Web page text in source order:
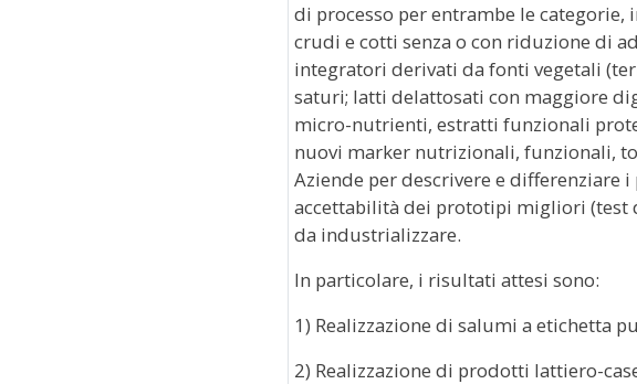
di processo per entrambe le
crudi e cotti senza o con riduzione di
integratori derivati da fonti vegetali
saturi; latti delattosati con maggiore
micro-nutrienti, estratti funzionali
nuovi marker nutrizionali, funzionali,
Aziende per descrivere e differenziare
accettabilità dei prototipi migliori (test
da industrializzare.
In particolare, i risultati attesi sono:
1) Realizzazione di salumi a etichetta
2) Realizzazione di prodotti lattiero-